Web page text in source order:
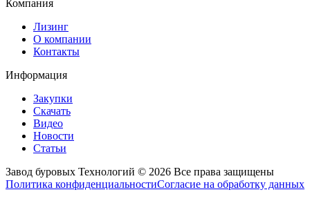
Компания
Лизинг
О компании
Контакты
Информация
Закупки
Скачать
Видео
Новости
Статьи
Завод буровых Технологий © 2026 Все права защищены
Политика конфиденциальностиСогласие на обработку данных